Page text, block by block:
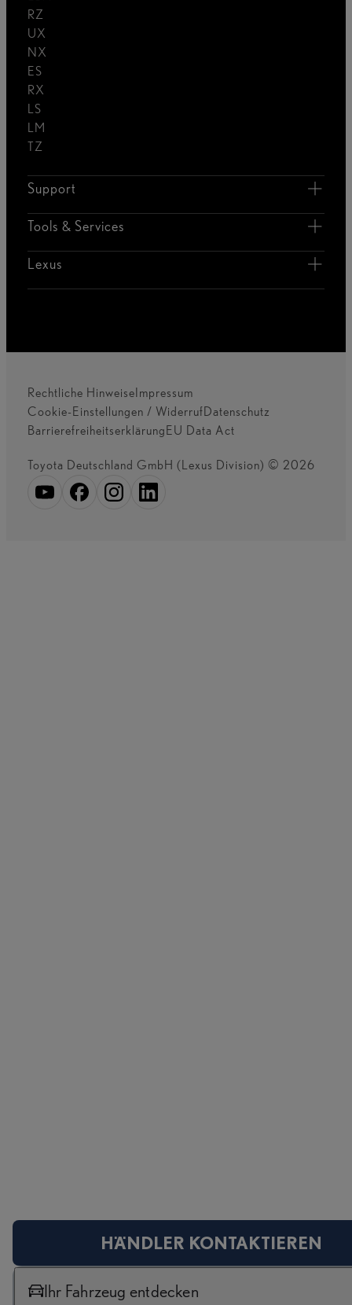
HÄNDLER KONTAKTIEREN
Ihr Fahrzeug entdecken
RZ
UX
NX
ES
RX
LS
LM
TZ
Support
Tools & Services
Lexus
Rechtliche HinweiseImpressum
Cookie-Einstellungen / WiderrufDatenschutz
BarrierefreiheitserklärungEU Data Act
Toyota Deutschland GmbH (Lexus Division) © 2026